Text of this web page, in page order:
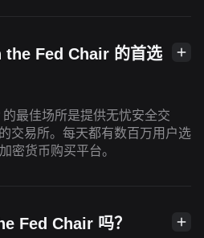
the Fed Chair 的首选
最佳场所是提供无忧安全交
交易所。每天都有数百万用户选
密货币购买平台。
Fed Chair 吗？